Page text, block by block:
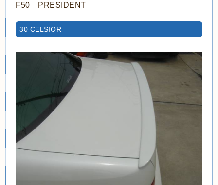
F50 PRESIDENT
30 CELSIOR